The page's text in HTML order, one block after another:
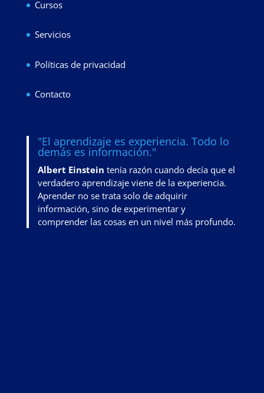
Cursos
Servicios
Políticas de privacidad
Contacto
"El aprendizaje es experiencia. Todo lo
demás es información."
Albert Einstein tenía razón cuando decía que el
verdadero aprendizaje viene de la experiencia.
Aprender no se trata solo de adquirir
información, sino de experimentar y
comprender las cosas en un nivel más profundo.